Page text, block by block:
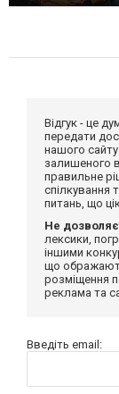
Відгук - це
передати
нашого
залишеного
правильне
спілкування
питань, що
Не
лексики,
іншими
що ображають
розміщення
реклама та
Введіть email: